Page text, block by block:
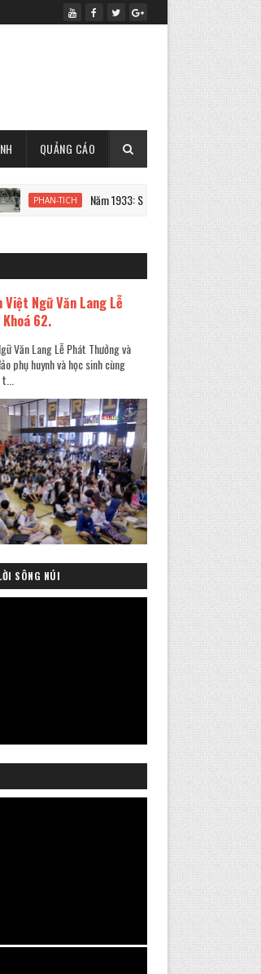
QUẢNG CÁO
TICH Năm 1933: Staline tàn sát 7 triệu người Ukraine
Ngữ Văn Lang Lễ
62.
Văn Lang Lễ Phát Thưởng và
phụ huynh và học sinh cùng
SÔNG NÚI